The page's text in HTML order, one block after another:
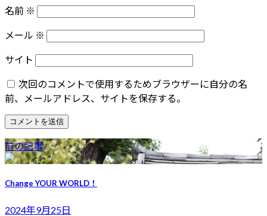
名前 ※
メール ※
サイト
次回のコメントで使用するためブラウザーに自分の名
前、メールアドレス、サイトを保存する。
前の記事
Change YOUR WORLD！
2024年9月25日